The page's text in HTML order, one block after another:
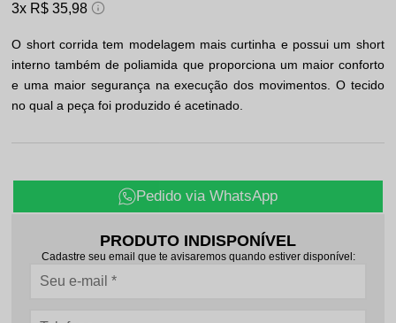
3x R$ 35,98
O short corrida tem modelagem mais curtinha e possui um short
interno também de poliamida que proporciona um maior conforto
e uma maior segurança na execução dos movimentos. O tecido
no qual a peça foi produzido é acetinado.
Pedido via WhatsApp
PRODUTO INDISPONÍVEL
Cadastre seu email que te avisaremos quando estiver disponível: